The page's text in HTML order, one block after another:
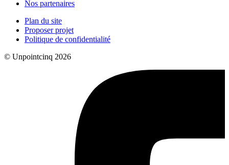
Nos partenaires
Plan du site
Proposer projet
Politique de confidentialité
© Unpointcinq 2026